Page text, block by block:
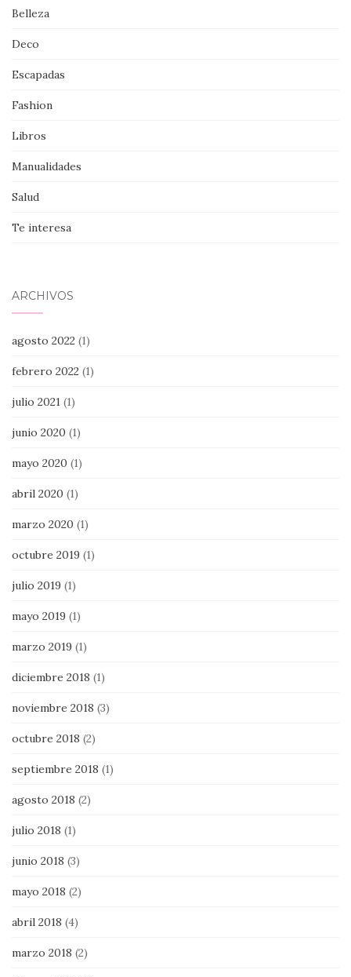
Belleza
Deco
Escapadas
Fashion
Libros
Manualidades
Salud
Te interesa
ARCHIVOS
agosto 2022 (1)
febrero 2022 (1)
julio 2021 (1)
junio 2020 (1)
mayo 2020 (1)
abril 2020 (1)
marzo 2020 (1)
octubre 2019 (1)
julio 2019 (1)
mayo 2019 (1)
marzo 2019 (1)
diciembre 2018 (1)
noviembre 2018 (3)
octubre 2018 (2)
septiembre 2018 (1)
agosto 2018 (2)
julio 2018 (1)
junio 2018 (3)
mayo 2018 (2)
abril 2018 (4)
marzo 2018 (2)